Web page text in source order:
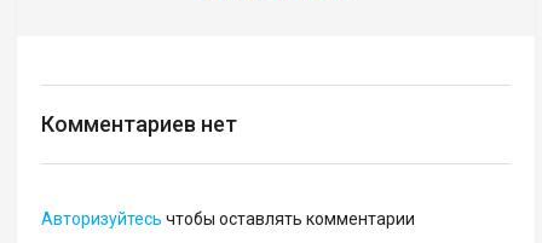
Комментариев нет
Авторизуйтесь чтобы оставлять комментарии